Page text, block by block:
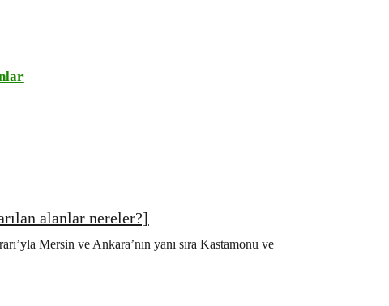
alanlar nereler?]
Mersin ve Ankara’nın yanı sıra Kastamonu ve